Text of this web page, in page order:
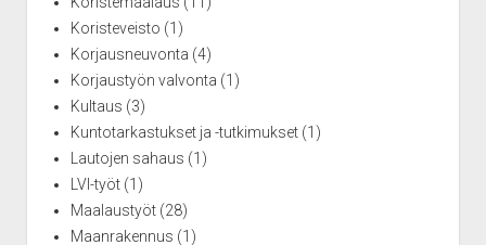
Koristeveisto (1)
Korjausneuvonta (4)
Korjaustyön valvonta (1)
Kultaus (3)
Kuntotarkastukset ja -tutkimukset(1)
Lautojen sahaus (1)
LVI-työt(1)
Maalaustyöt(28)
Maanrakennus (1)